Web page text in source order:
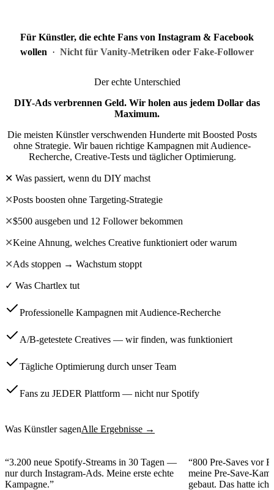
Für Künstler, die echte Fans von Instagram & Facebook
wollen · Nicht für Vanity-Metriken oder Fake-Follower
Der echte Unterschied
DIY-Ads verbrennen Geld. Wir holen aus jedem Dollar das
Maximum.
Die meisten Künstler verschwenden Hunderte mit Boosted Posts
ohne Strategie. Wir bauen richtige Kampagnen mit Audience-
Recherche, Creative-Tests und täglicher Optimierung.
✕ Was passiert, wenn du DIY machst
✕Posts boosten ohne Targeting-Strategie
✕$500 ausgeben und 12 Follower bekommen
✕Keine Ahnung, welches Creative funktioniert oder warum
✕Ads stoppen → Wachstum stoppt
✓ Was Chartlex tut
Professionelle Kampagnen mit Audience-Recherche
A/B-getestete Creatives — wir finden, was funktioniert
Tägliche Optimierung durch unser Team
Fans zu JEDER Plattform — nicht nur Spotify
Was Künstler sagenAlle Ergebnisse →
“3.200 neue Spotify-Streams in 30 Tagen —
nur durch Instagram-Ads. Meine erste echte
Kampagne.”
“800 Pre-Saves vor
meine Pre-Save-
gebaut. Das hatte ich